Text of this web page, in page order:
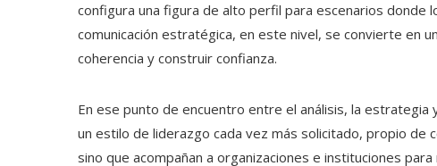
configura una figura de alto perfil para escenarios donde
comunicación estratégica, en este nivel, se convierte en
coherencia y construir confianza.
En ese punto de encuentro entre el análisis, la estrategia
un estilo de liderazgo cada vez más solicitado, propio de
sino que acompañan a organizaciones e instituciones